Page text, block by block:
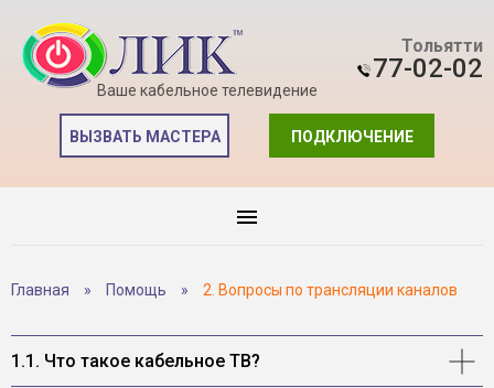
Ваше кабельное телевидение
Тольятти
77-02-02
ПОДКЛЮЧЕНИЕ
ВЫЗВАТЬ МАСТЕРА
Главная » Помощь » 2. Вопросы по трансляции каналов
1.1. Что такое кабельное ТВ?